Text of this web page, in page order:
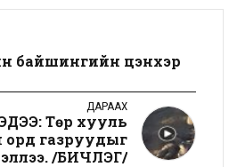
байшингийн цэнхэр
ДАРААХ
Төр хууль
орд газруудыг
/БИЧЛЭГ/